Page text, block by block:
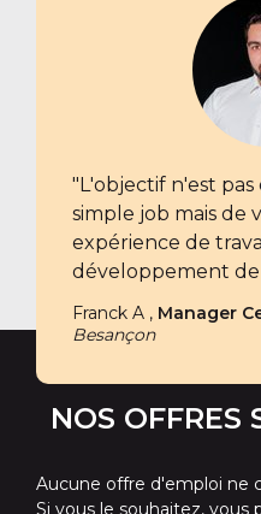
"L'objectif n'est
simple job mais de
expérience de
développement de
Franck A , Manager
Besançon
NOS OFFRES
Aucune offre d'emploi ne
Si vous le souhaitez, vous